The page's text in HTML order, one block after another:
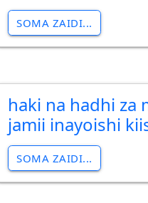
SOMA ZAIDI...
haki na hadhi za
jamii inayoishi
SOMA ZAIDI...